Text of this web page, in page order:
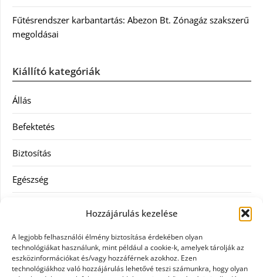
Hozzájárulás kezelése
A legjobb felhasználói élmény biztosítása érdekében olyan
technológiákat használunk, mint például a cookie-k, amelyek tárolják az
eszközinformációkat és/vagy hozzáférnek azokhoz. Ezen
technológiákhoz való hozzájárulás lehetővé teszi számunkra, hogy olyan
Fűtésrendszer karbantartás: Abezon Bt. Zónagáz szakszerű
megoldásai
Kiállító kategóriák
Állás
Befektetés
Biztosítás
Egészség
Ingatlan
Művészetek és szórakozás